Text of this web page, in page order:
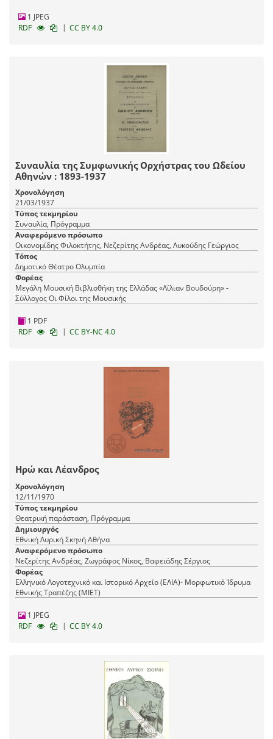
1 JPEG
RDF
| CC BY 4.0
Συναυλία της Συμφωνικής Ορχήστρας του Ωδείου
Αθηνών : 1893-1937
Χρονολόγηση
21/03/1937
Τύπος τεκμηρίου
Συναυλία, Πρόγραμμα
Αναφερόμενο πρόσωπο
Οικονομίδης Φιλοκτήτης, Νεζερίτης Ανδρέας, Λυκούδης Γεώργιος
Τόπος
Δημοτικό Θέατρο Ολυμπία
Φορέας
Μεγάλη Μουσική Βιβλιοθήκη της Ελλάδας «Λίλιαν Βουδούρη» -
Σύλλογος Οι Φίλοι της Μουσικής
1 PDF
RDF
| CC BY-NC 4.0
Ηρώ και Λέανδρος
Χρονολόγηση
12/11/1970
Τύπος τεκμηρίου
Θεατρική παράσταση, Πρόγραμμα
Δημιουργός
Εθνική Λυρική Σκηνή Αθήνα
Αναφερόμενο πρόσωπο
Νεζερίτης Ανδρέας, Ζωγράφος Νίκος, Βαφειάδης Σέργιος
Φορέας
Ελληνικό Λογοτεχνικό και Ιστορικό Αρχείο (ΕΛΙΑ)- Μορφωτικό Ίδρυμα
Εθνικής Τραπέζης (ΜΙΕΤ)
1 JPEG
RDF
| CC BY 4.0